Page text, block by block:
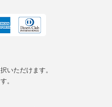
いただけます。
。